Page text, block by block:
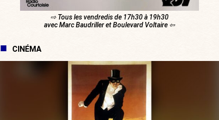
⇨ Tous les vendredis de 17h30 à 19h30
avec Marc Baudriller et Boulevard Voltaire ⇦
CINÉMA